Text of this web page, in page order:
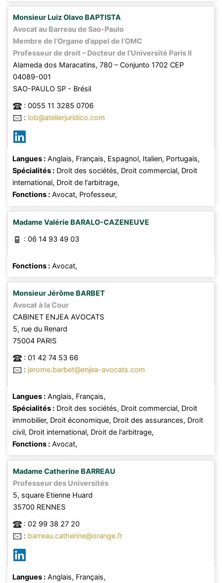
Monsieur Luiz Olavo BAPTISTA
Avocat au Barreau de Sao-Paulo
Membre de l’Organe d’appel de l’OMC
Professeur de droit – Docteur de l’Université Paris II
Alameda dos Maracatins, 780 – Conjunto 1702 CEP
04089-001
SAO-PAULO SP - Brésil
: 0055 11 3285 0706
: lob@atelierjuridico.com
Langues : Anglais, Français, Espagnol, Italien, Portugais,
Spécialités : Droit des sociétés, Droit commercial, Droit
international, Droit de l'arbitrage,
Fonctions : Avocat, Professeur,
Madame Valérie BARALO-CAZENEUVE
: 06 14 93 49 03
Fonctions : Avocat,
MonsieurJérôme BARBET
Avocat à la Cour
CABINET ENJEA AVOCATS
5, rue du Renard
75004 PARIS
: 01 42 74 53 66
: jerome.barbet@enjea-avocats.com
Langues : Anglais, Français,
Spécialités : Droit des sociétés, Droit commercial, Droit
immobilier, Droit économique, Droit des assurances, Droit
civil, Droit international, Droit de l'arbitrage,
Fonctions : Avocat,
Madame Catherine BARREAU
Professeur des Universités
5, square Etienne Huard
35700 RENNES
: 02 99 38 27 20
: barreau.catherine@orange.fr
Langues : Anglais, Français,